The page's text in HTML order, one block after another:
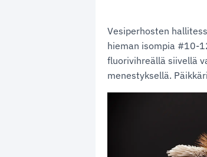
Vesiperhosten
hieman isompia #10-
fluorivihreällä siivellä
menestyksellä.